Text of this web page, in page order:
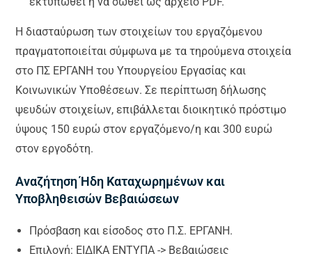
Η διασταύρωση των στοιχείων του εργαζόμενου
πραγματοποιείται σύμφωνα με τα τηρούμενα στοιχεία
στο ΠΣ ΕΡΓΑΝΗ του Υπουργείου Εργασίας και
Κοινωνικών Υποθέσεων. Σε περίπτωση δήλωσης
ψευδών στοιχείων, επιβάλλεται διοικητικό πρόστιμο
ύψους 150 ευρώ στον εργαζόμενο/η και 300 ευρώ
στον εργοδότη.
Αναζήτηση Ήδη Καταχωρημένων και
Υποβληθεισών Βεβαιώσεων
Πρόσβαση και είσοδος στο Π.Σ. ΕΡΓΑΝΗ.
Επιλογή: ΕΙΔΙΚΑ ΕΝΤΥΠΑ -> Βεβαιώσεις